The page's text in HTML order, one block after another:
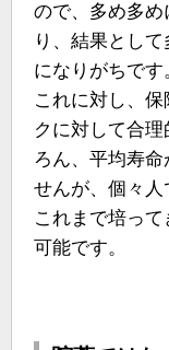
ので、多め多
り、結果とし
になりがちです
これに対し、
クに対して合
ろん、平均寿
せんが、個々人
これまで培っ
可能です。